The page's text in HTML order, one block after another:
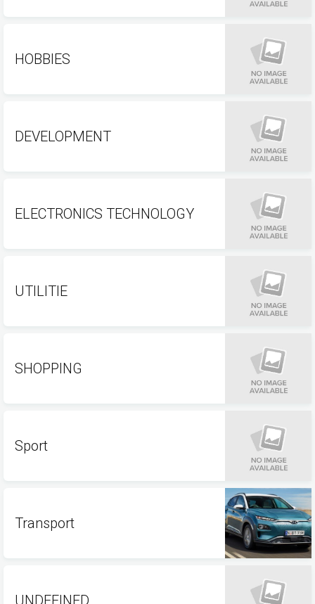
HOBBIES
DEVELOPMENT
ELECTRONICS TECHNOLOGY
UTILITIE
SHOPPING
Sport
Transport
UNDEFINED